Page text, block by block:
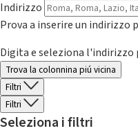
Indirizzo
Prova a inserire un indirizzo
Digita e seleziona
Trova la colonnina piú vicina
Filtri
Filtri
Seleziona i filtri